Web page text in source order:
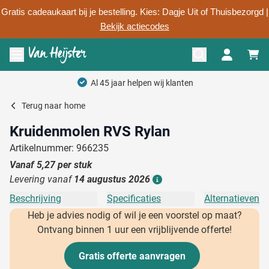
Gratis cadeaukaart bij je bestelling. Kies: Dagje Uit of Thuisbezorgd |
Bekijk actiecodes
Ga naar de inhoud
Menu openen
Al 45 jaar helpen wij klanten
Terug naar home
Kruidenmolen RVS Rylan
Artikelnummer: 966235
Vanaf5,27per stuk
Levering vanaf 14 augustus 2026
Beschrijving Specificaties
Alternatieven
Heb je advies nodig of wil je een voorstel op maat?
Ontvang binnen 1 uur een vrijblijvende offerte!
Gratis offerte aanvragen